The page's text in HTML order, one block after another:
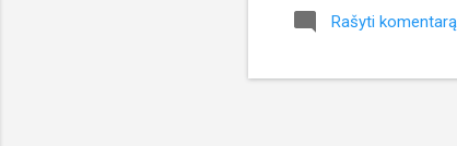
Rašyti komentarą